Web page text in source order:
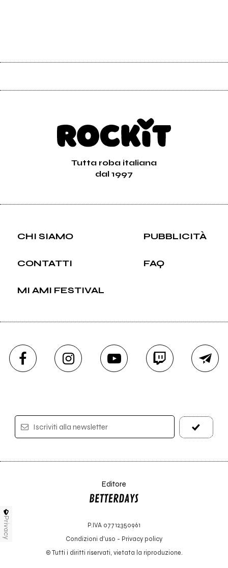
Tutta roba italiana
dal 1997
CHI SIAMO PUBBLICITÀ
CONTATTI FAQ
MI AMI FESTIVAL
Iscriviti alla newsletter
Editore
P.IVA 07712350961
Condizioni d'uso - Privacy policy
© Tutti i diritti riservati, vietata la riproduzione.
Privacy